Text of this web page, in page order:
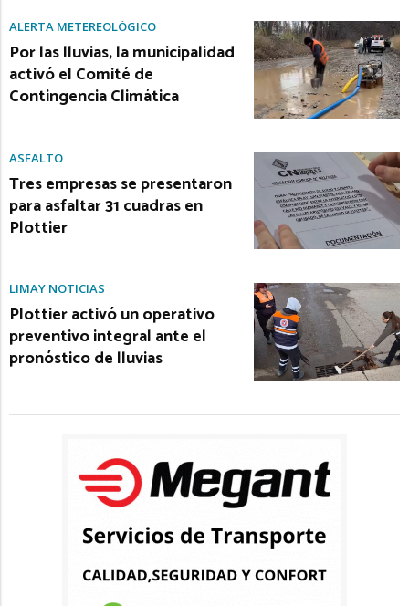
ALERTA METEREOLÓGICO
Por las lluvias, la municipalidad
activó el Comité de
Contingencia Climática
ASFALTO
Tres empresas se presentaron
para asfaltar 31 cuadras en
Plottier
LIMAY NOTICIAS
Plottier activó un operativo
preventivo integral ante el
pronóstico de lluvias